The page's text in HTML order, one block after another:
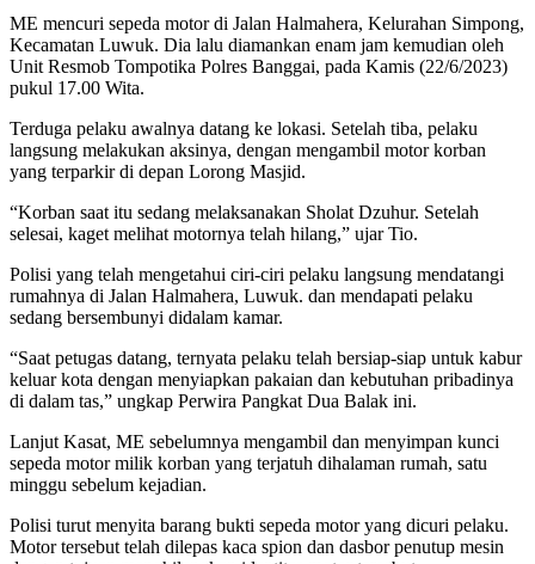
ME mencuri sepeda motor di Jalan Halmahera, Kelurahan Simpong,
Kecamatan Luwuk. Dia lalu diamankan enam jam kemudian oleh
Unit Resmob Tompotika Polres Banggai, pada Kamis (22/6/2023)
pukul 17.00 Wita.
Terduga pelaku awalnya datang ke lokasi. Setelah tiba, pelaku
langsung melakukan aksinya, dengan mengambil motor korban
yang terparkir di depan Lorong Masjid.
“Korban saat itu sedang melaksanakan Sholat Dzuhur. Setelah
selesai, kaget melihat motornya telah hilang,” ujar Tio.
Polisi yang telah mengetahui ciri-ciri pelaku langsung mendatangi
rumahnya di Jalan Halmahera, Luwuk. dan mendapati pelaku
sedang bersembunyi didalam kamar.
“Saat petugas datang, ternyata pelaku telah bersiap-siap untuk kabur
keluar kota dengan menyiapkan pakaian dan kebutuhan pribadinya
di dalam tas,” ungkap Perwira Pangkat Dua Balak ini.
Lanjut Kasat, ME sebelumnya mengambil dan menyimpan kunci
sepeda motor milik korban yang terjatuh dihalaman rumah, satu
minggu sebelum kejadian.
Polisi turut menyita barang bukti sepeda motor yang dicuri pelaku.
Motor tersebut telah dilepas kaca spion dan dasbor penutup mesin